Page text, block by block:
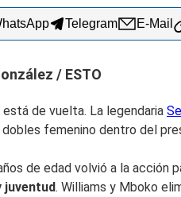
Telegram E-Mail
/ ESTO
de vuelta. La legendaria
femenino dentro del
de edad volvió a la acción
juventud. Williams y Mboko